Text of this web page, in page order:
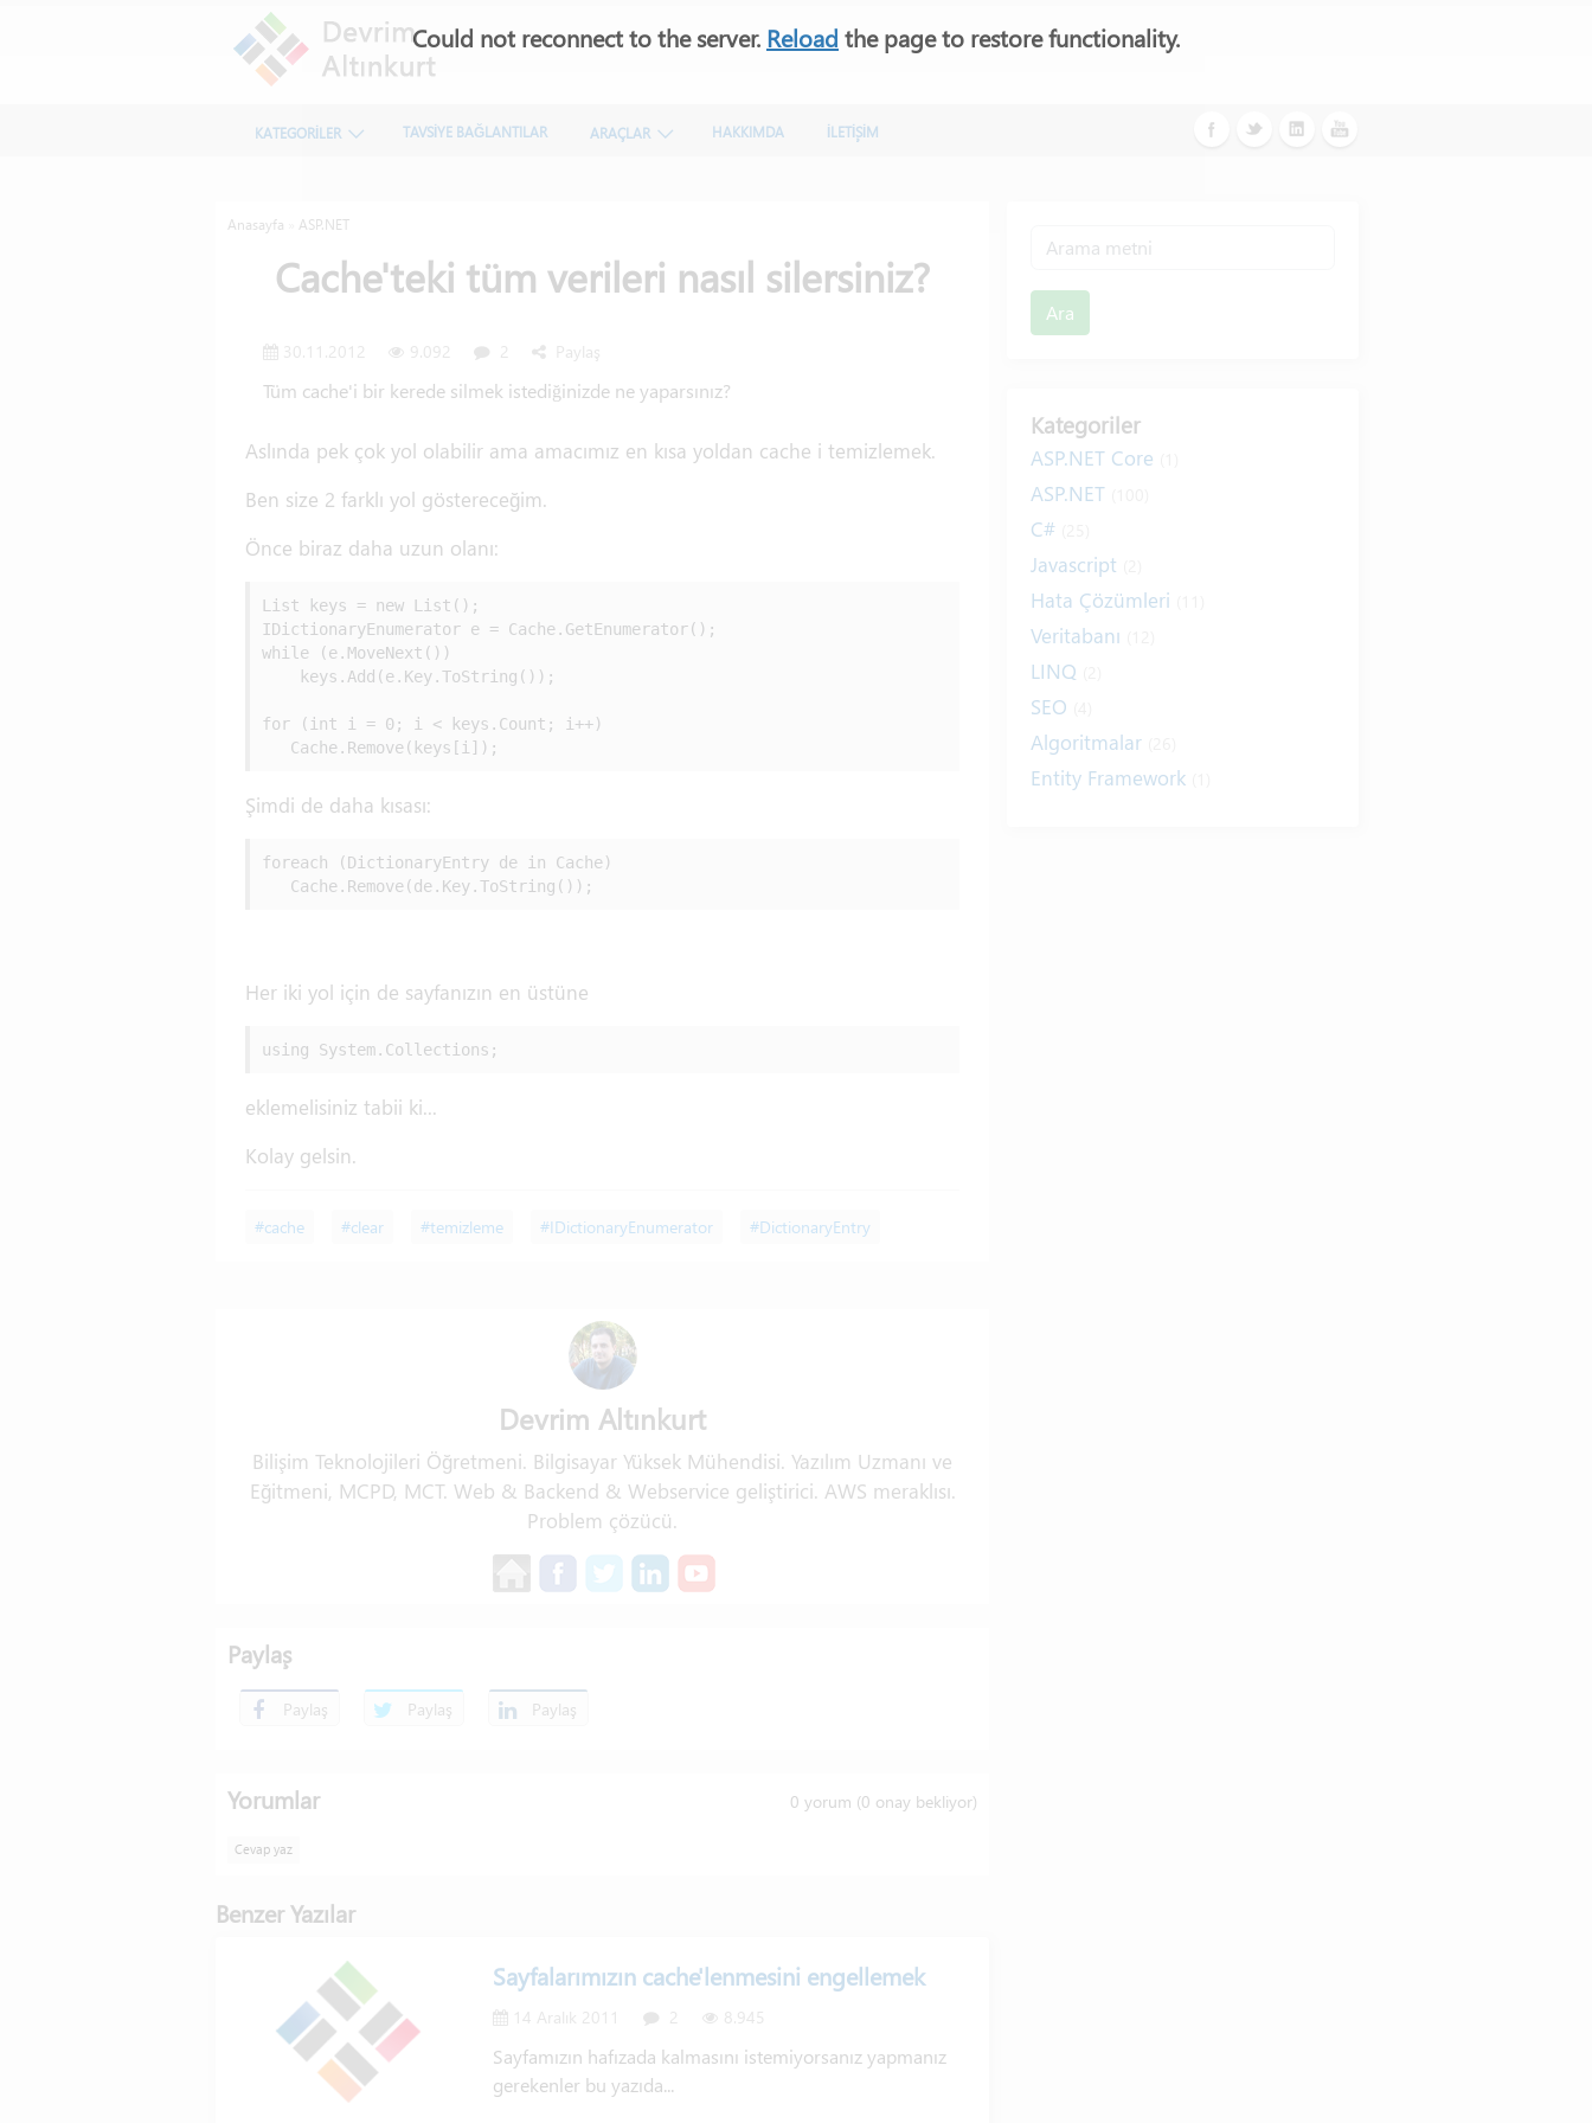
KATEGORİLER TAVSİYE BAĞLANTILAR ARAÇLAR HAKKIMDA İLETİŞİM
Anasayfa ASP.NET
Cache'teki tüm verileri nasıl silersiniz?
30.11.2012 9.092 2 Paylaş
Tüm cache'i bir kerede silmek istediğinizde ne yaparsınız?
Aslında pek çok yol olabilir ama amacımız en kısa yoldan cache i temizlemek.
Ben size 2 farklı yol göstereceğim.
Önce biraz daha uzun olanı:
List keys = new List ();
IDictionaryEnumerator e = Cache.GetEnumerator();
while (e.MoveNext())
    keys.Add(e.Key.ToString());
for (int i = 0; i < keys.Count; i++)
   Cache.Remove(keys[i]);
Şimdi de daha kısası:
foreach (DictionaryEntry de in Cache)
   Cache.Remove(de.Key.ToString());
Her iki yol için de sayfanızın en üstüne
using System.Collections;
eklemelisiniz tabii ki...
Kolay gelsin.
#cache #clear #temizleme #IDictionaryEnumerator #DictionaryEntry
Devrim Altınkurt
Bilişim Teknolojileri Öğretmeni. Bilgisayar Yüksek Mühendisi. Yazılım Uzmanı ve
Eğitmeni, MCPD, MCT. Web & Backend & Webservice geliştirici. AWS meraklısı.
Problem çözücü.
Paylaş
Paylaş Paylaş Paylaş
0 yorum (0 onay bekliyor)
Yorumlar
Cevap yaz
Benzer Yazılar
Sayfalarımızın cache'lenmesini engellemek
14 Aralık 2011 2 8.945
Sayfamızın hafızada kalmasını istemiyorsanız yapmanız
gerekenler bu yazıda...
Ara
Kategoriler
ASP.NET Core
ASP.NET
C#
Javascript
Hata Çözümleri
Veritabanı
LINQ
SEO
Algoritmalar
Entity Framework
Could not reconnect to the server. Reload the page to restore functionality.